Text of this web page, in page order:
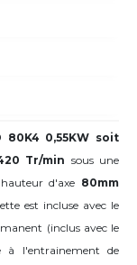
0,55KW soit
Tr/min sous une
d'axe 80mm
est incluse avec le
(inclus avec le
à l'entrainement de